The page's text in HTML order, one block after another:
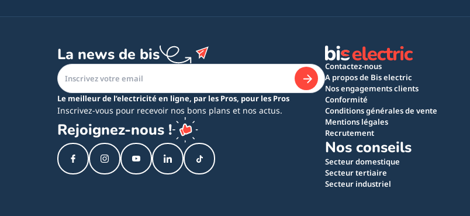
La news de bis
Le meilleur de l’electricité en ligne, par les Pros, pour les Pros
Inscrivez-vous pour recevoir nos bons plans et nos actus.
Rejoignez-nous !
Contactez-nous
A propos de Bis electric
Nos engagements clients
Conformité
Conditions générales de vente
Mentions légales
Recrutement
Nos conseils
Secteur domestique
Secteur tertiaire
Secteur industriel